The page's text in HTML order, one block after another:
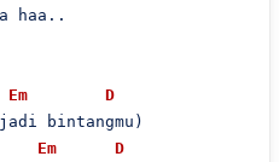
haa..
Em
D
bintangmu)
Em
D